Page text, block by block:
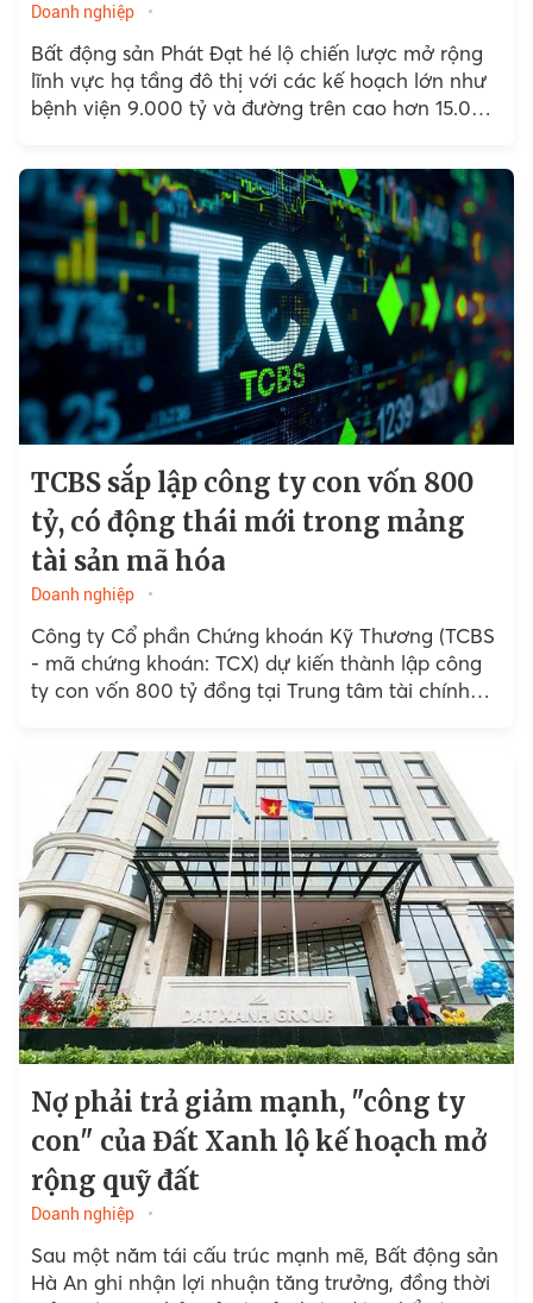
Doanh nghiệp
Bất động sản Phát Đạt hé lộ chiến lược mở rộng
lĩnh vực hạ tầng đô thị với các kế hoạch lớn như
bệnh viện 9.000 tỷ và đường trên cao hơn 15.000
TCBS sắp lập công ty con vốn 800
tỷ, có động thái mới trong mảng
tài sản mã hóa
Doanh nghiệp
Công ty Cổ phần Chứng khoán Kỹ Thương (TCBS
- mã chứng khoán: TCX) dự kiến thành lập công
ty con vốn 800 tỷ đồng tại Trung tâm tài chính
Nợ phải trả giảm mạnh, "công ty
con" của Đất Xanh lộ kế hoạch mở
rộng quỹ đất
Doanh nghiệp
Sau một năm tái cấu trúc mạnh mẽ, Bất động sản
Hà An ghi nhận lợi nhuận tăng trưởng, đồng thời